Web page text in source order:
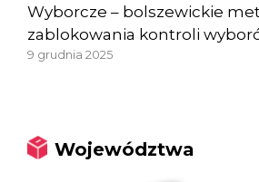
Wyborcze – bolszewickie
zablokowania kontroli
9 grudnia 2025
Województwa